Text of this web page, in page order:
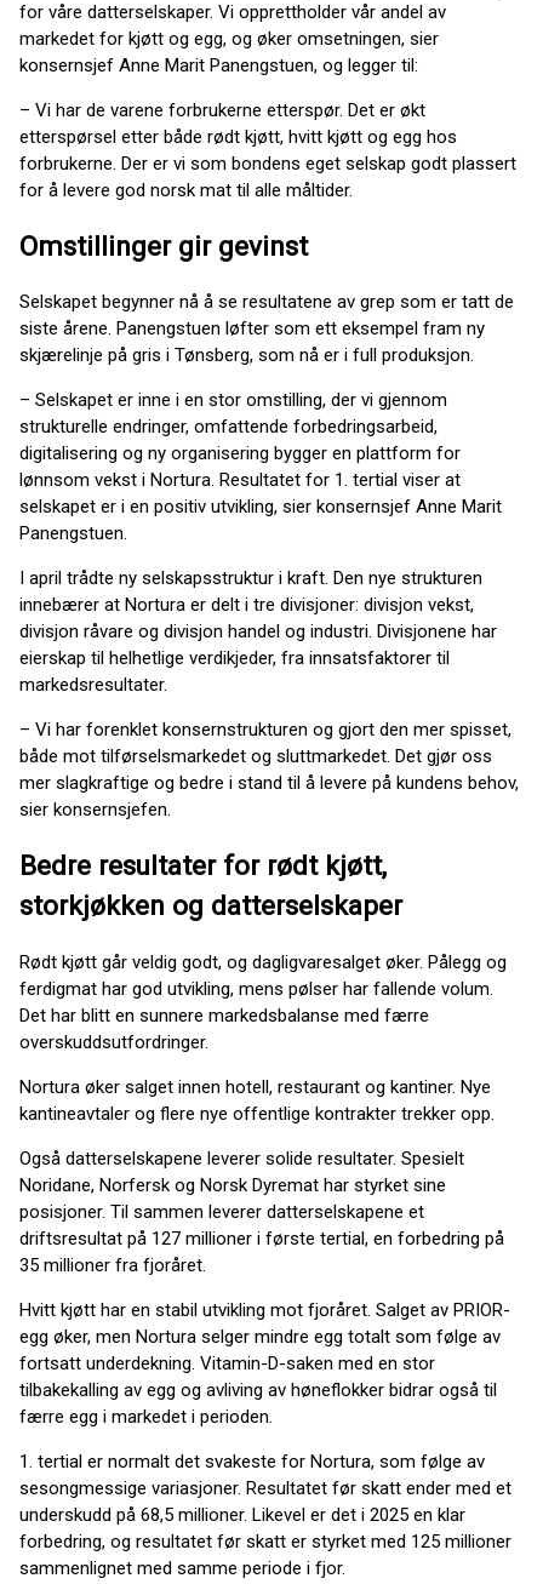
for våre datterselskaper. Vi opprettholder vår andel av
markedet for kjøtt og egg, og øker omsetningen, sier
konsernsjef Anne Marit Panengstuen, og legger til:
– Vi har de varene forbrukerne etterspør. Det er økt
etterspørsel etter både rødt kjøtt, hvitt kjøtt og egg hos
forbrukerne. Der er vi som bondens eget selskap godt plassert
for å levere god norsk mat til alle måltider.
Omstillinger gir gevinst
Selskapet begynner nå å se resultatene av grep som er tatt de
siste årene. Panengstuen løfter som ett eksempel fram ny
skjærelinje på gris i Tønsberg, som nå er i full produksjon.
– Selskapet er inne i en stor omstilling, der vi gjennom
strukturelle endringer, omfattende forbedringsarbeid,
digitalisering og ny organisering bygger en plattform for
lønnsom vekst i Nortura. Resultatet for 1. tertial viser at
selskapet er i en positiv utvikling, sier konsernsjef Anne Marit
Panengstuen.
I april trådte ny selskapsstruktur i kraft. Den nye strukturen
innebærer at Nortura er delt i tre divisjoner: divisjon vekst,
divisjon råvare og divisjon handel og industri. Divisjonene har
eierskap til helhetlige verdikjeder, fra innsatsfaktorer til
markedsresultater.
– Vi har forenklet konsernstrukturen og gjort den mer spisset,
både mot tilførselsmarkedet og sluttmarkedet. Det gjør oss
mer slagkraftige og bedre i stand til å levere på kundens behov,
sier konsernsjefen.
Bedre resultater for rødt kjøtt,
storkjøkken og datterselskaper
Rødt kjøtt går veldig godt, og dagligvaresalget øker. Pålegg og
ferdigmat har god utvikling, mens pølser har fallende volum.
Det har blitt en sunnere markedsbalanse med færre
overskuddsutfordringer.
Nortura øker salget innen hotell, restaurant og kantiner. Nye
kantineavtaler og flere nye offentlige kontrakter trekker opp.
Også datterselskapene leverer solide resultater. Spesielt
Noridane, Norfersk og Norsk Dyremat har styrket sine
posisjoner. Til sammen leverer datterselskapene et
driftsresultat på 127 millioner i første tertial, en forbedring på
35 millioner fra fjoråret.
Hvitt kjøtt har en stabil utvikling mot fjoråret. Salget av PRIOR-
egg øker, men Nortura selger mindre egg totalt som følge av
fortsatt underdekning. Vitamin-D-saken med en stor
tilbakekalling av egg og avliving av høneflokker bidrar også til
færre egg i markedet i perioden.
1. tertial er normalt det svakeste for Nortura, som følge av
sesongmessige variasjoner. Resultatet før skatt ender med et
underskudd på 68,5 millioner. Likevel er det i 2025 en klar
forbedring, og resultatet før skatt er styrket med 125 millioner
sammenlignet med samme periode i fjor.